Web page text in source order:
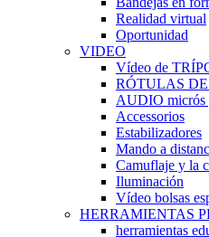
Realidad virtual
Oportunidad
VIDEO
Vídeo de
RÓTULAS
AUDIO micrós
Accessorios
Estabilizadores
Mando a
Camuflaje y la
Iluminación
Vídeo bolsas
HERRAMIENTAS
herramientas